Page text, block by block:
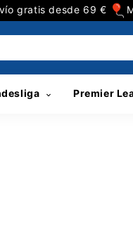
gratis desde 69 €
Premier